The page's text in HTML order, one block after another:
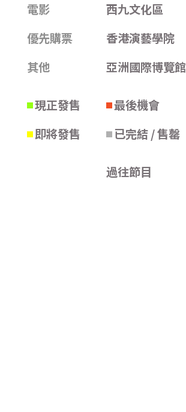
電影
西九文化區
優先購票
香港演藝學院
其他
亞洲國際博覽館
現正發售
最後機會
即將發售
已完結 / 售罄
過往節目